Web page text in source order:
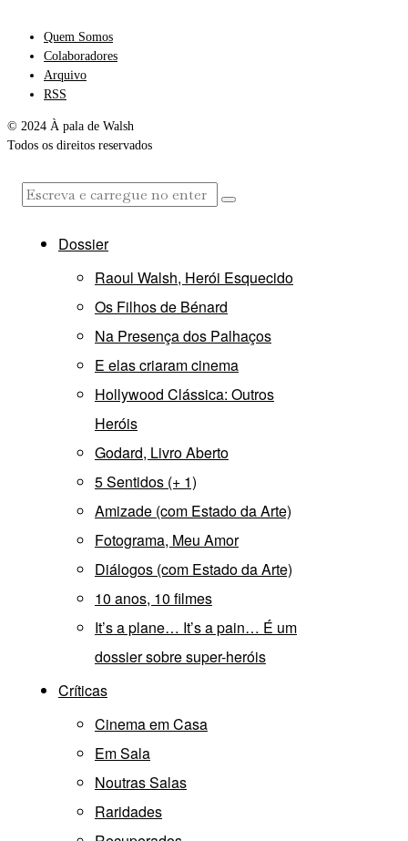
Quem Somos
Colaboradores
Arquivo
RSS
© 2024 À pala de Walsh
Todos os direitos reservados
Dossier
Raoul Walsh, Herói Esquecido
Os Filhos de Bénard
Na Presença dos Palhaços
E elas criaram cinema
Hollywood Clássica: Outros
Heróis
Godard, Livro Aberto
5 Sentidos (+ 1)
Amizade (com Estado da Arte)
Fotograma, Meu Amor
Diálogos (com Estado da Arte)
10 anos, 10 filmes
It’s a plane… It’s a pain… É um
dossier sobre super-heróis
Críticas
Cinema em Casa
Em Sala
Noutras Salas
Raridades